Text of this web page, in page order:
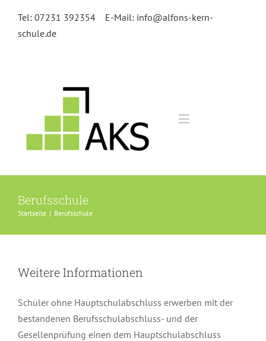
Inhalt
springen
Tel: 07231 392354
E-Mail: info@alfons-kern-
schule.de
Toggle
Kursangebot
Kontakt
Berufsschule
Startseite | Berufsschule
Weitere Informationen
Schüler ohne Hauptschulabschluss erwerben mit der
bestandenen Berufsschulabschluss- und der
Gesellenprüfung einen dem Hauptschulabschluss